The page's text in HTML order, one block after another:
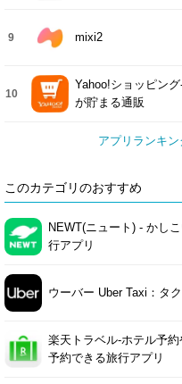
9 mixi2
10
Yahoo!ショッピン
が貯まる通販
アプリランキ
このカテゴリのおすすめ
NEWT(ニュート) - かし
行アプリ
ウーバー Uber Taxi：タ
楽天トラベル-ホテル予
予約できる旅行アプリ